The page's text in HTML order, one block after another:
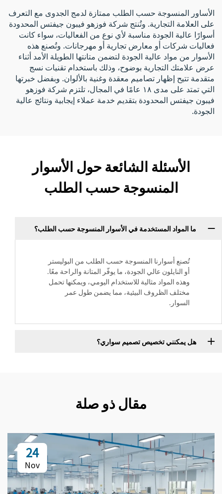
الأساور المنسوجة حسب الطلب ممتازة لدمج الجدوى مع التعرف
على العلامة التجارية. وتُنتج شركة فوزهو فيبون جيفتس المحدودة
أسوارًا عالية الجودة مناسبة لأي نوع من الفعاليات، سواء كانت
فعاليات شركات أو معارض تجارية أو مهرجانات. وتُصنع هذه
الأسوار من مواد عالية الجودة لتضمن متانتها الطويلة الأمد أثناء
عرض علامتك التجارية بوضوح، وذلك باستخدام تقنيات نسج
متقدمة تتيح إظهار تصاميم معقدة وغنية بالألوان. وبفضل خبرتها
التي تمتد على مدى ١٨ عامًا في المجال، تلتزم شركة فوزهو
فيبون جيفتس المحدودة بتقديم خدمة عملاء إيجابية ونتائج عالية
الجودة.
الأسئلة الشائعة حول الأسوار
المنسوجة حسب الطلب
ما المواد المستخدمة في الأسوار المنسوجة حسب الطلب؟
تُصنع أسوارنا المنسوجة حسب الطلب من البوليستر
أو النايلون عالي الجودة، ما يوفّر المتانة والراحة معًا.
وهذه المواد مثالية للاستخدام اليومي، ويمكنها تحمل
مختلف الظروف البيئية، مما يضمن طول عمر
السوار.
هل يمكنني تخصيص تصميم سواري؟
مقال ذو صلة
24
Nov